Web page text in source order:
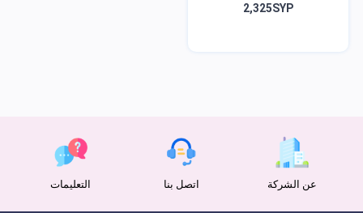
2,325SYP
عن الشركة اتصل بنا التعليمات